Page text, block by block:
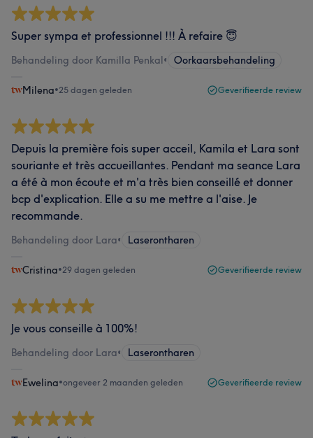
Super sympa et professionnel !!! À refaire 😇
Behandeling door Kamilla Penkal• Oorkaarsbehandeling
Milena•25 dagen geleden Geverifieerde review
Depuis la première fois super acceil, Kamila et Lara sont
souriante et très accueillantes. Pendant ma seance Lara
a été à mon écoute et m'a très bien conseillé et donner
bcp d'explication. Elle a su me mettre a l'aise. Je
recommande.
Behandeling door Lara• Laserontharen
Cristina•29 dagen geleden Geverifieerde review
Je vous conseille à 100%!
Behandeling door Lara• Laserontharen
Ewelina•ongeveer 2 maanden geleden Geverifieerde review